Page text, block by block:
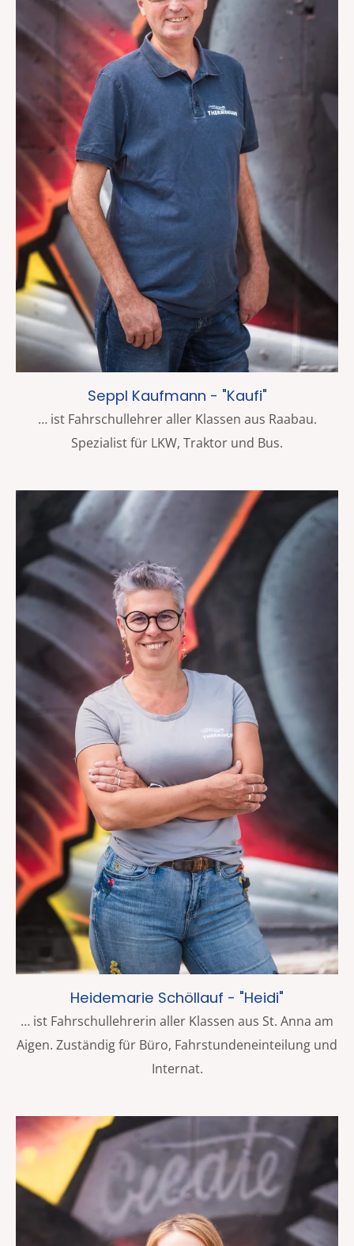
Seppl Kaufmann - "Kaufi"
… ist Fahrschullehrer aller Klassen aus Raabau.
Spezialist für LKW, Traktor und Bus.
Heidemarie Schöllauf - "Heidi"
… ist Fahrschullehrerin aller Klassen aus St. Anna am
Aigen. Zuständig für Büro, Fahrstundeneinteilung und
Internat.